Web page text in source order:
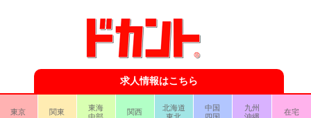
求人情報はこちら
東京 関東
東海
関西
北海道
中国
九州
在宅